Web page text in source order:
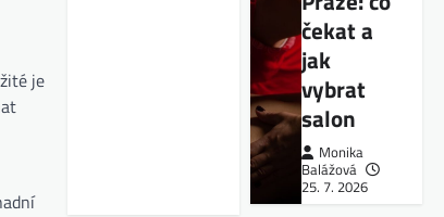
je
čekat a
jak
vybrat
salon
Monika
Balážová
25. 7. 2026